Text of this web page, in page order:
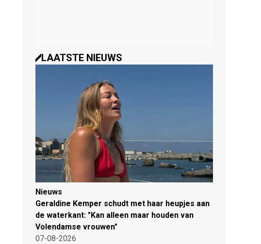
LAATSTE NIEUWS
Nieuws
Geraldine Kemper schudt met haar heupjes aan
de waterkant: "Kan alleen maar houden van
Volendamse vrouwen"
07-08-2026